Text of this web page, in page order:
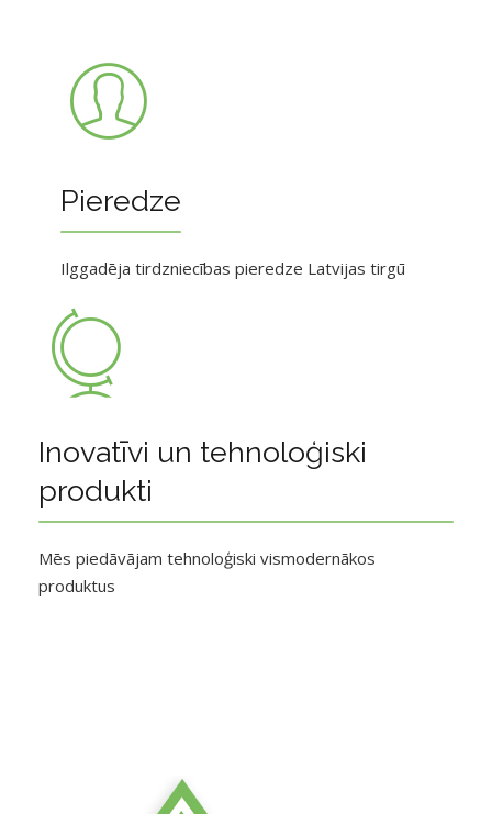
Pieredze
Ilggadēja tirdzniecības pieredze Latvijas tirgū
Inovatīvi un tehnoloģiski
produkti
Mēs piedāvājam tehnoloģiski vismodernākos
produktus